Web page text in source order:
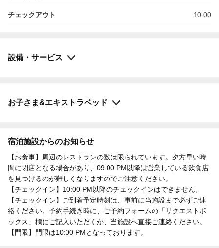
チェックアウト 10:00
設備・サービス
お子さま&エキストラベッド
宿泊施設からのお知らせ
【お食事】周辺のレストランの数は限られています。夕方早い時
間に閉店となる場合があり、09:00 PM以降は営業している飲食店
を見つけるのが難しくなりますのでご注意ください。
【チェックイン】10:00 PM以降のチェックインはできません。
【チェックイン】ご到着予定時刻は、事前に当施設まで必ずご連
絡ください。予約手続き時に、ご予約フォームの「リクエストボ
ックス」欄にご記入いただくか、当施設へ直接ご連絡ください。
【門限】門限は10:00 PMとなっております。